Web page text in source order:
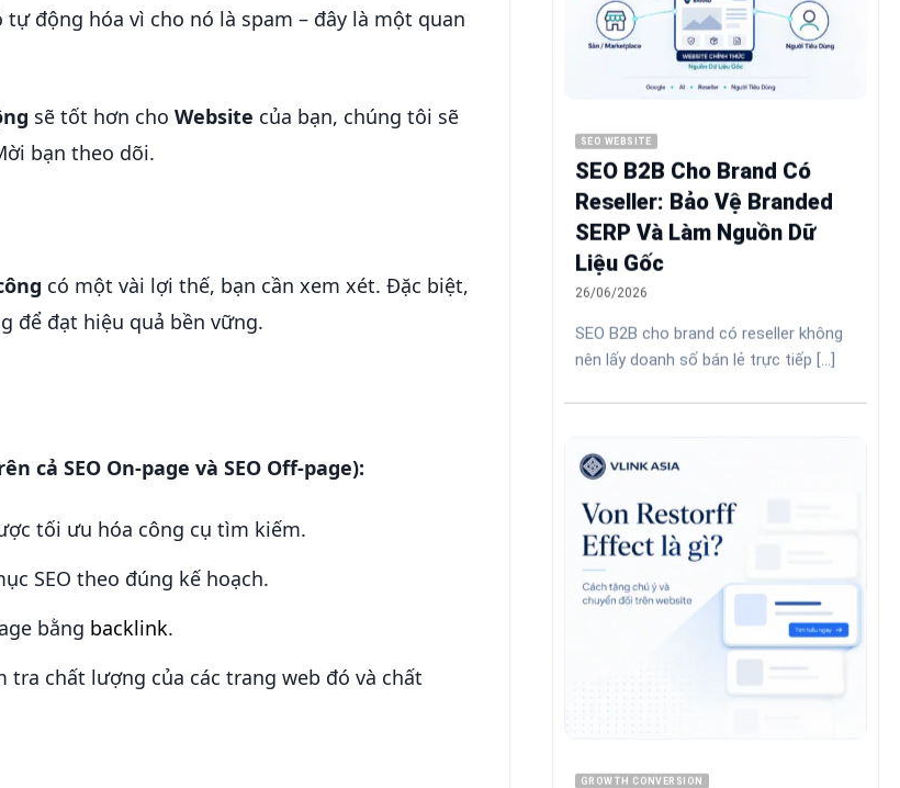
động hóa vì cho nó là spam – đây là một quan
sẽ tốt hơn cho Website của bạn, chúng tôi sẽ
bạn theo dõi.
có một vài lợi thế, bạn cần xem xét. Đặc biệt,
để đạt hiệu quả bền vững.
cả SEO On-page và SEO Off-page):
tối ưu hóa công cụ tìm kiếm.
SEO theo đúng kế hoạch.
bằng backlink.
chất lượng của các trang web đó và chất
SEO WEBSITE
SEO B2B Cho Brand Có
Reseller: Bảo Vệ Branded
SERP Và Làm Nguồn Dữ
Liệu Gốc
26/06/2026
SEO B2B cho brand có reseller không
nên lấy doanh số bán lẻ trực tiếp [...]
GROWTH CONVERSION